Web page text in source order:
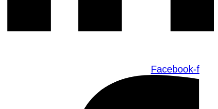
Facebook-f